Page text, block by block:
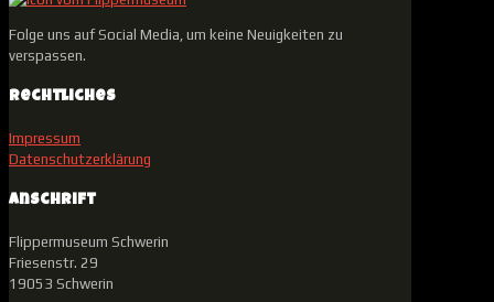
Folge uns auf Social Media, um keine Neuigkeiten zu
verspassen.
Rechtliches
Impressum
Datenschutzerklärung
Anschrift
Flippermuseum Schwerin
Friesenstr. 29
19053 Schwerin